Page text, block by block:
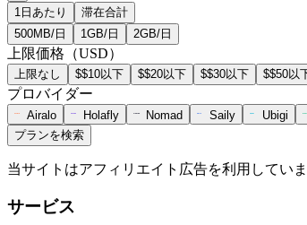
1日あたり
滞在合計
500MB/日
1GB/日 2GB/日
上限価格（USD）
上限なし $$10以下 $$20以下 $$30以下 $$50以
プロバイダー
Airalo Holafly Nomad Saily Ubigi
プランを検索
当サイトはアフィリエイト広告を利用してい
サービス